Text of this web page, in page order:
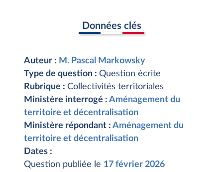
Données clés
Auteur : M. Pascal Markowsky
Type de question : Question écrite
Rubrique : Collectivités territoriales
Ministère interrogé : Aménagement du
territoire et décentralisation
Ministère répondant : Aménagement du
territoire et décentralisation
Dates :
Question publiée le 17 février 2026